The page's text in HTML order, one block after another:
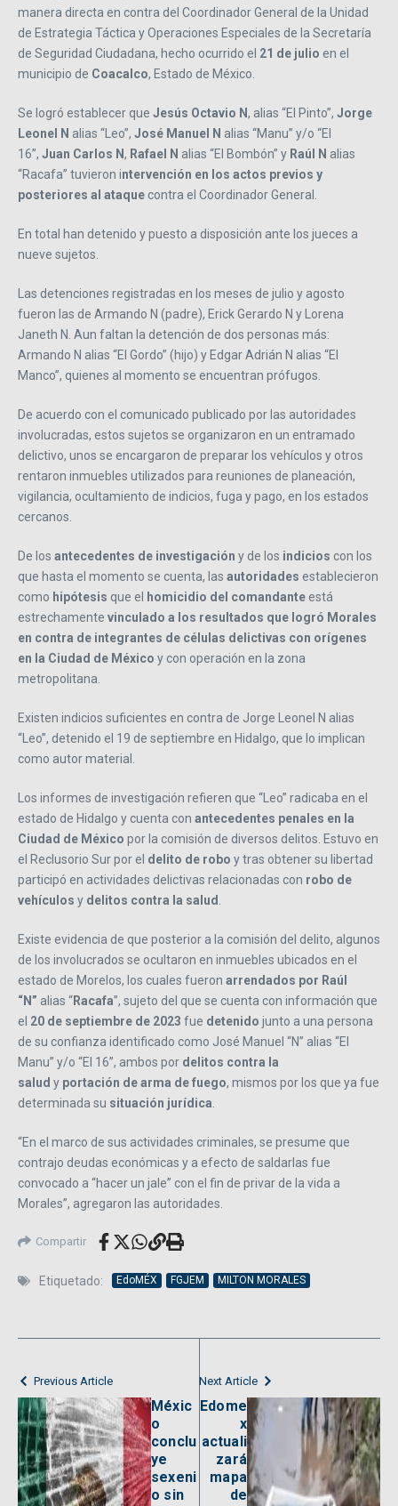
manera directa en contra del Coordinador General de la Unidad
de Estrategia Táctica y Operaciones Especiales de la Secretaría
de Seguridad Ciudadana, hecho ocurrido el 21 de julio en el
municipio de Coacalco, Estado de México.
Se logró establecer que Jesús Octavio N, alias “El Pinto”, Jorge
Leonel N alias “Leo”, José Manuel N alias “Manu” y/o “El
16”, Juan Carlos N, Rafael N alias “El Bombón” y Raúl N alias
“Racafa” tuvieron intervención en los actos previos y
posteriores al ataque contra el Coordinador General.
En total han detenido y puesto a disposición ante los jueces a
nueve sujetos.
Las detenciones registradas en los meses de julio y agosto
fueron las de Armando N (padre), Erick Gerardo N y Lorena
Janeth N. Aun faltan la detención de dos personas más:
Armando N alias “El Gordo” (hijo) y Edgar Adrián N alias “El
Manco”, quienes al momento se encuentran prófugos.
De acuerdo con el comunicado publicado por las autoridades
involucradas, estos sujetos se organizaron en un entramado
delictivo, unos se encargaron de preparar los vehículos y otros
rentaron inmuebles utilizados para reuniones de planeación,
vigilancia, ocultamiento de indicios, fuga y pago, en los estados
cercanos.
De los antecedentes de investigación y de los indicios con los
que hasta el momento se cuenta, las autoridades establecieron
como hipótesis que el homicidio del comandanteestá
estrechamente vinculado a los resultados que logró Morales
en contra de integrantes de células delictivas con orígenes
en la Ciudad de México y con operación en la zona
metropolitana.
Existen indicios suficientes en contra de Jorge Leonel N alias
“Leo”, detenido el 19 de septiembre en Hidalgo, que lo implican
como autor material.
Los informes de investigación refieren que “Leo” radicaba en el
estado de Hidalgo y cuenta con antecedentes penales en la
Ciudad de México por la comisión de diversos delitos. Estuvo en
el Reclusorio Sur por el delito de robo y tras obtener su libertad
participó en actividades delictivas relacionadas con robo de
vehículos y delitos contra la salud
Existe evidencia de que posterior a la comisión del delito, algunos
de los involucrados se ocultaron en inmuebles ubicados en el
estado de Morelos, los cuales fueron arrendados por Raúl
“N” alias “Racafa”, sujeto del que se cuenta con información que
el 20 de septiembre de 2023 fue detenido junto a una persona
de su confianza identificado como José Manuel “N” alias “El
Manu” y/o “El 16”, ambos por delitos contra la
salud y portación de arma de fuego, mismos por los que ya fue
determinada su situación jurídica
“En el marco de sus actividades criminales, se presume que
contrajo deudas económicas y a efecto de saldarlas fue
convocado a “hacer un jale” con el fin de privar de la vida a
Morales”, agregaron las autoridades.
Compartir
Etiquetado: EdoMÉX FGJEM MILTON MORALES
Previous Article
Méxic
o
conclu
ye
sexeni
o sin
Next Article
Edome
x
actuali
zará
mapa
de